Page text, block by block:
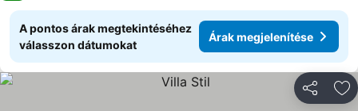
A pontos árak megtekintéséhez
válasszon dátumokat
Árak megjelenítése